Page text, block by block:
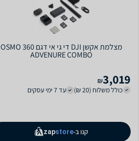
מצלמת אקשן DJI די גי אי דגם OSMO 360
ADVENURE COMBO
3,019
₪
כולל משלוח (20 ₪)
עד 7 ימי עסקים
קנו ב- zapstore